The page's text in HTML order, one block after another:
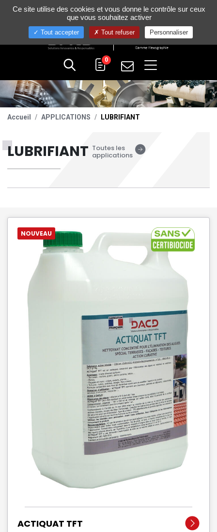
+33 (0)4 75 58 80 10
0
Accueil APPLICATIONS LUBRIFIANT
LUBRIFIANT Toutes les
applications
NOUVEAU
ACTIQUAT TFT
Gestion de vos préférences sur les cookies
Ce site utilise des cookies et vous donne le contrôle sur ceux
que vous souhaitez activer
Tout accepter Tout refuser Personnaliser